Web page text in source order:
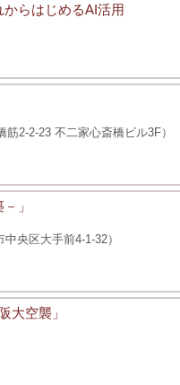
からはじめるAI活用
2-2-23 不二家心斎橋ビル3F）
」
央区大手前4-1-32）
大空襲」